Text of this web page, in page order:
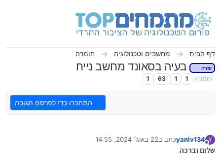
דף הבית מחשבים וטכנולוגיה חומרה
עזרה בעיה בסאונד מחשב נייח
חומרה 1
1
63
1
התחברו כדי לפרסם תגובה
Y
מנותק
yaniv134כתב ב22 באוג׳ 2024, 14:55
נערך לאחרונה על ידי
שלום וברכה